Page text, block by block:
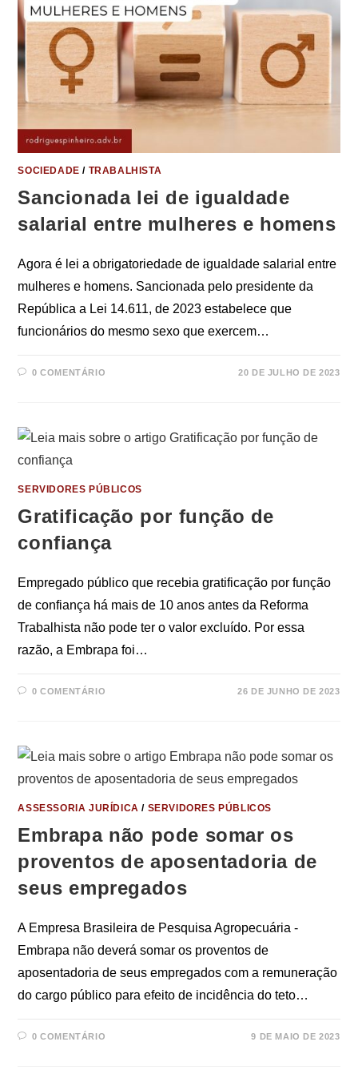
SOCIEDADE / TRABALHISTA
Sancionada lei de igualdade
salarial entre mulheres e homens
Agora é lei a obrigatoriedade de igualdade salarial entre
mulheres e homens. Sancionada pelo presidente da
República a Lei 14.611, de 2023 estabelece que
funcionários do mesmo sexo que exercem…
0 COMENTÁRIO 20 DE JULHO DE 2023
SERVIDORES PÚBLICOS
Gratificação por função de
confiança
Empregado público que recebia gratificação por função
de confiança há mais de 10 anos antes da Reforma
Trabalhista não pode ter o valor excluído. Por essa
razão, a Embrapa foi…
0 COMENTÁRIO 26 DE JUNHO DE 2023
ASSESSORIA JURÍDICA / SERVIDORES PÚBLICOS
Embrapa não pode somar os
proventos de aposentadoria de
seus empregados
A Empresa Brasileira de Pesquisa Agropecuária -
Embrapa não deverá somar os proventos de
aposentadoria de seus empregados com a remuneração
do cargo público para efeito de incidência do teto…
0 COMENTÁRIO 9 DE MAIO DE 2023